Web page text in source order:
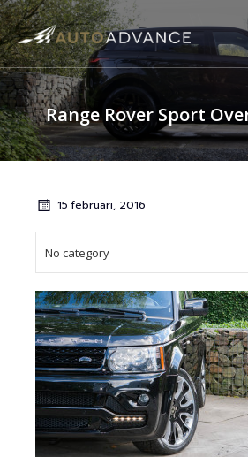
Range Rover Sport
15 februari, 2016
No category